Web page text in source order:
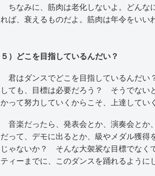
ちなみに、筋肉は老化しないよ。どんな
れば、衰えるものだよ。筋肉は年令をいい
５）どこを目指しているんだい？
君はダンスでどこを目指しているんだ
しても、目標は必要だろう？ そうでない
かって努力していくからこそ、上達してい
音楽だったら、発表会とか、演奏会とか
だって、デモに出るとか、級やメダル獲得
じゃないか？ そんな大袈裟な目標でなく
ティーまでに、このダンスを踊れるように